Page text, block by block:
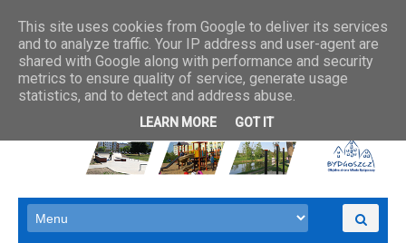
This site uses cookies from Google to deliver its services
and to analyze traffic. Your IP address and user-agent are
shared with Google along with performance and security
metrics to ensure quality of service, generate usage
statistics, and to detect and address abuse.
LEARN MORE GOT IT